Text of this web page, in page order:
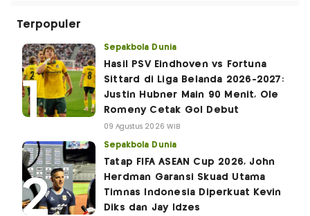
Terpopuler
Sepakbola Dunia
Hasil PSV Eindhoven vs Fortuna
Sittard di Liga Belanda 2026-2027:
Justin Hubner Main 90 Menit, Ole
Romeny Cetak Gol Debut
09 Agustus 2026 WIB
Sepakbola Dunia
Tatap FIFA ASEAN Cup 2026, John
Herdman Garansi Skuad Utama
Timnas Indonesia Diperkuat Kevin
Diks dan Jay Idzes